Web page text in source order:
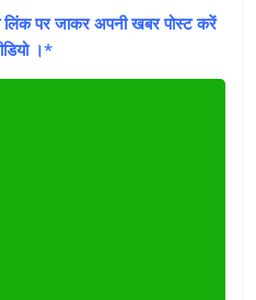
लिंक पर जाकर अपनी खबर पोस्ट करें
।*